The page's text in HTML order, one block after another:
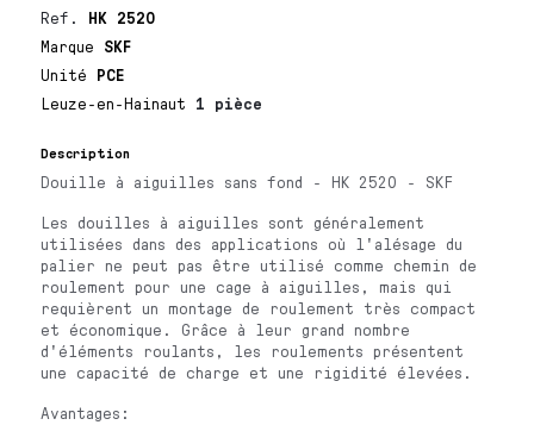
Ref. HK 2520
Marque SKF
Unité PCE
Leuze-en-Hainaut 1 pièce
Description
Douille à aiguilles sans fond - HK 2520 - SKF
Les douilles à aiguilles sont généralement
utilisées dans des applications où l'alésage du
palier ne peut pas être utilisé comme chemin de
roulement pour une cage à aiguilles, mais qui
requièrent un montage de roulement très compact
et économique. Grâce à leur grand nombre
d'éléments roulants, les roulements présentent
une capacité de charge et une rigidité élevées.
Avantages: